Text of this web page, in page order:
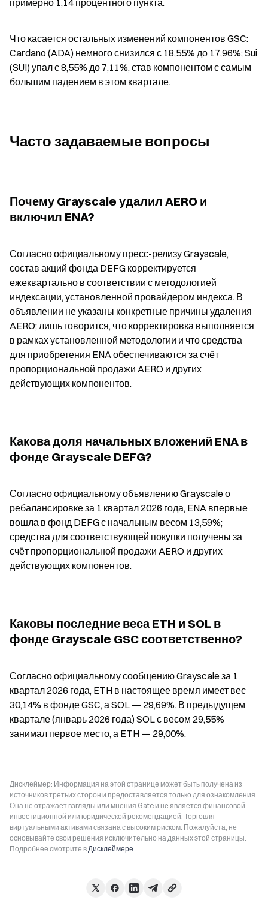
примерно 1,14 процентного пункта.
Что касается остальных изменений компонентов GSC:
Cardano (ADA) немного снизился с 18,55% до 17,96%; Sui
(SUI) упал с 8,55% до 7,11%, став компонентом с самым
большим падением в этом квартале.
Часто задаваемые вопросы
Почему Grayscale удалил AERO и
включил ENA?
Согласно официальному пресс-релизу Grayscale,
состав акций фонда DEFG корректируется
ежеквартально в соответствии с методологией
индексации, установленной провайдером индекса. В
объявлении не указаны конкретные причины удаления
AERO; лишь говорится, что корректировка выполняется
в рамках установленной методологии и что средства
для приобретения ENA обеспечиваются за счёт
пропорциональной продажи AERO и других
действующих компонентов.
Какова доля начальных вложений ENA в
фонде Grayscale DEFG?
Согласно официальному объявлению Grayscale о
ребалансировке за 1 квартал 2026 года, ENA впервые
вошла в фонд DEFG с начальным весом 13,59%;
средства для соответствующей покупки получены за
счёт пропорциональной продажи AERO и других
действующих компонентов.
Каковы последние веса ETH и SOL в
фонде Grayscale GSC соответственно?
Согласно официальному сообщению Grayscale за 1
квартал 2026 года, ETH в настоящее время имеет вес
30,14% в фонде GSC, а SOL — 29,69%. В предыдущем
квартале (январь 2026 года) SOL с весом 29,55%
занимал первое место, а ETH — 29,00%.
Дисклеймер: Информация на этой странице может быть получена из
источников третьих сторон и предоставляется только для ознакомления.
Она не отражает взгляды или мнения Gate и не является финансовой,
инвестиционной или юридической рекомендацией. Торговля
виртуальными активами связана с высоким риском. Пожалуйста, не
основывайте свои решения исключительно на данных этой страницы.
Подробнее смотрите вДисклеймере.